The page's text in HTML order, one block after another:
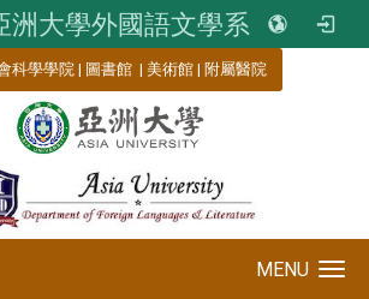
洲大學外國語文學系
科學學院 | 圖書館 | 美術館 | 附屬醫院
MENU